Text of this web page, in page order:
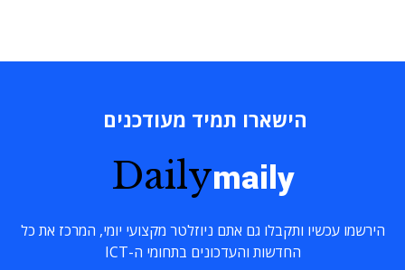
הישארו תמיד מעודכנים
Dailymaily
הירשמו עכשיו ותקבלו גם אתם ניוזלטר מקצועי יומי, המרכז את כל
החדשות והעדכונים בתחומי ה-ICT